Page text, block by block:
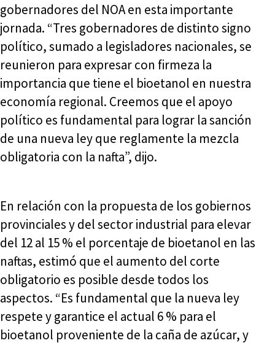
gobernadores del NOA en esta importante
jornada. “Tres gobernadores de distinto signo
político, sumado a legisladores nacionales, se
reunieron para expresar con firmeza la
importancia que tiene el bioetanol en nuestra
economía regional. Creemos que el apoyo
político es fundamental para lograr la sanción
de una nueva ley que reglamente la mezcla
obligatoria con la nafta”, dijo.
En relación con la propuesta de los gobiernos
provinciales y del sector industrial para elevar
del 12 al 15 % el porcentaje de bioetanol en las
naftas, estimó que el aumento del corte
obligatorio es posible desde todos los
aspectos. “Es fundamental que la nueva ley
respete y garantice el actual 6 % para el
bioetanol proveniente de la caña de azúcar, y